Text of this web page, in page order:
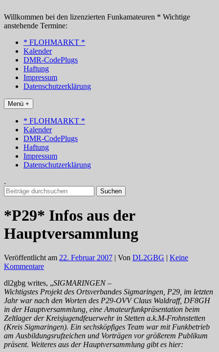
Inhalt
springen
Willkommen bei den lizenzierten Funkamateuren * Wichtige
anstehende Termine:
* FLOHMARKT *
Kalender
DMR-CodePlugs
Haftung
Impressum
Datenschutzerklärung
Menü +
* FLOHMARKT *
Kalender
DMR-CodePlugs
Haftung
Impressum
Datenschutzerklärung
.
Suchen
nach:
*P29* Infos aus der
Hauptversammlung
Veröffentlicht am 22. Februar 2007 | Von DL2GBG | Keine
Kommentare
dl2gbg writes, „SIGMARINGEN –
Wichtigstes Projekt des Ortsverbandes Sigmaringen, P29, im letzten
Jahr war nach den Worten des P29-OVV Claus Waldraff, DF8GH
in der Hauptversammlung, eine Amateurfunkpräsentation beim
Zeltlager der Kreisjugendfeuerwehr in Stetten a.k.M-Frohnstetten
(Kreis Sigmaringen). Ein sechsköpfiges Team war mit Funkbetrieb
am Ausbildungsrufzeichen und Vorträgen vor größerem Publikum
präsent. Weiteres aus der Hauptversammlung gibt es hier: